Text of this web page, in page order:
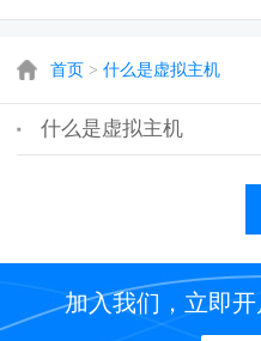
首页 > 什么是虚拟主机
什么是虚拟主机
加入我们，立即